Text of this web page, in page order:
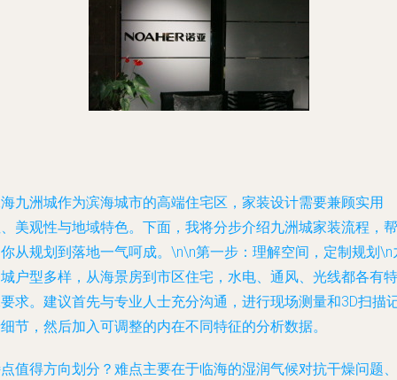
九洲城作为滨海城市的高端住宅区，家装设计需要兼顾实用
美观性与地域特色。下面，我将分步介绍九洲城家装流程，帮
从规划到落地一气呵成。\n\n第一步：理解空间，定制规划\n
户型多样，从海景房到市区住宅，水电、通风、光线都各有特
求。建议首先与专业人士充分沟通，进行现场测量和3D扫描
节，然后加入可调整的内在不同特征的分析数据。
值得方向划分？难点主要在于临海的湿润气候对抗干燥问题、